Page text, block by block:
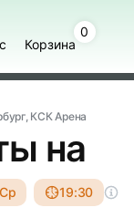
Корзина
0
КСК Арена
на
19:30